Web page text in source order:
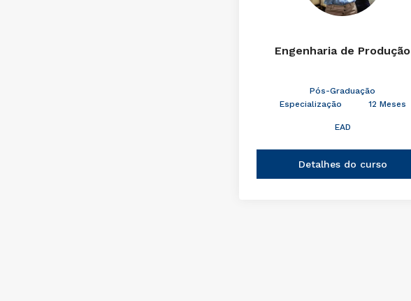
Engenharia de Produção
Pós-Graduação
Especialização
12 Meses
EAD
Detalhes do curso